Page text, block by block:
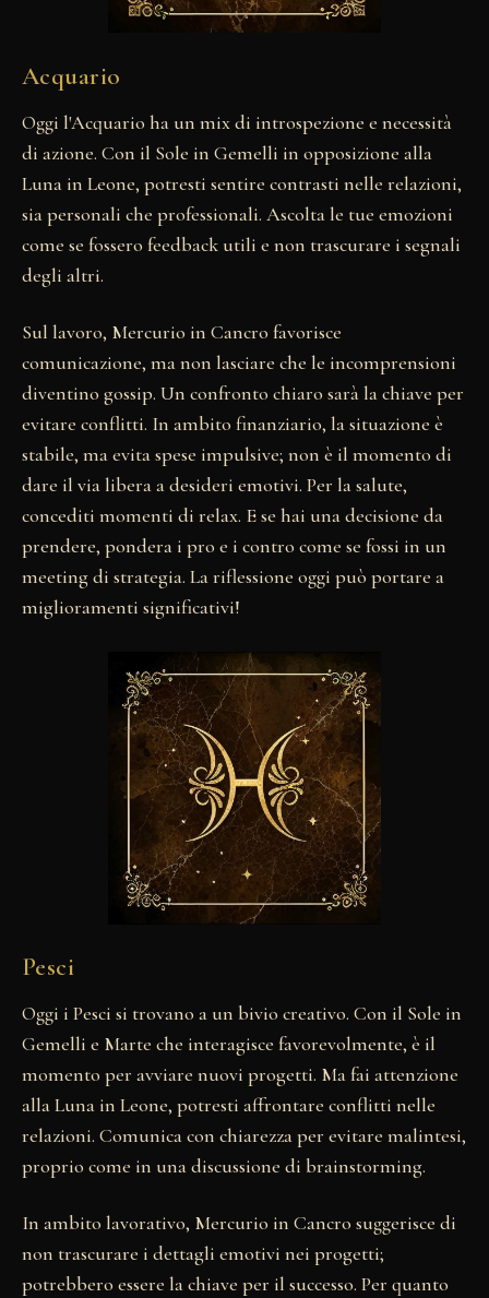
Acquario
Oggi l'Acquario ha un mix di introspezione e necessità
di azione. Con il Sole in Gemelli in opposizione alla
Luna in Leone, potresti sentire contrasti nelle relazioni,
sia personali che professionali. Ascolta le tue emozioni
come se fossero feedback utili e non trascurare i segnali
degli altri.
Sul lavoro, Mercurio in Cancro favorisce
comunicazione, ma non lasciare che le incomprensioni
diventino gossip. Un confronto chiaro sarà la chiave per
evitare conflitti. In ambito finanziario, la situazione è
stabile, ma evita spese impulsive; non è il momento di
dare il via libera a desideri emotivi. Per la salute,
concediti momenti di relax. E se hai una decisione da
prendere, pondera i pro e i contro come se fossi in un
meeting di strategia. La riflessione oggi può portare a
miglioramenti significativi!
Pesci
Oggi i Pesci si trovano a un bivio creativo. Con il Sole in
Gemelli e Marte che interagisce favorevolmente, è il
momento per avviare nuovi progetti. Ma fai attenzione
alla Luna in Leone, potresti affrontare conflitti nelle
relazioni. Comunica con chiarezza per evitare malintesi,
proprio come in una discussione di brainstorming.
In ambito lavorativo, Mercurio in Cancro suggerisce di
non trascurare i dettagli emotivi nei progetti;
potrebbero essere la chiave per il successo. Per quanto